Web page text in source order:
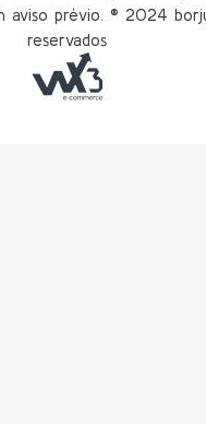
aviso prévio. ®️ 2024
reservados